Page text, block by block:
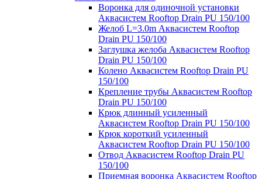
Воронка для одиночной установки
Аквасистем Rooftop Drain PU 150/100
Желоб L=3.0m Аквасистем Rooftop
Drain PU 150/100
Заглушка желоба Аквасистем Rooftop
Drain PU 150/100
Колено Аквасистем Rooftop Drain PU
150/100
Крепление трубы Аквасистем Rooftop
Drain PU 150/100
Крюк длинный усиленный
Аквасистем Rooftop Drain PU 150/100
Крюк короткий усиленный
Аквасистем Rooftop Drain PU 150/100
Отвод Аквасистем Rooftop Drain PU
150/100
Приемная воронка Аквасистем Rooftop